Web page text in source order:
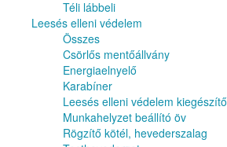
Téli lábbeli
Leesés elleni védelem
Összes
Csörlős mentőállvány
Energiaelnyelő
Karabíner
Leesés elleni védelem kiegészítő
Munkahelyzet beállító öv
Rögzítő kötél, hevederszalag